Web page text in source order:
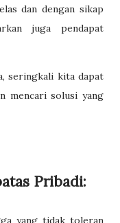
dan dengan sikap
juga pendapat
seringkali kita dapat
mencari solusi yang
Pribadi:
yang tidak toleran